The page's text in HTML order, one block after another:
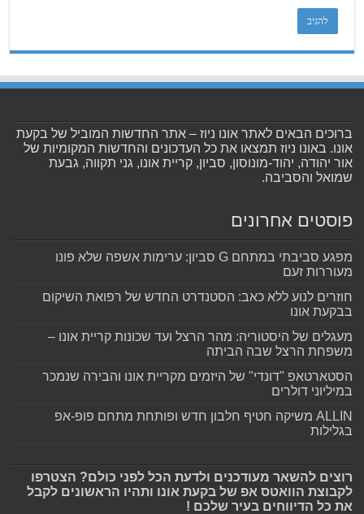
ברוכים הבאים לאתר אונו ניוז – אתר החדשות המוביל של בקעת
אונו. באונו ניוז תמצאו את כל העדכונים והחדשות המקומיות של
אור יהודה, יהוד-מונוסון, סביון, קריית אונו, גני תקווה, גבעת
שמואל והסביבה.
פוסטים אחרונים
מפגע סביבתי במתחם G סביון: ערימות אשפה שלא פונו
מעוררות זעם
חוזרים לנוע ללא כאב: הסטנדרט החדש של רפואת השיקום
בבקעת אונו
מעגלים של היסטוריה: מהר הרצל ועד שכונות קריית אונו –
משפחת הרצל שבה הביתה
הסטארטאפ "דונדי" של היזמים מקריית אונו והבירה שנמכר
במיליוני דולרים
ALLIN משיקה חטיף חלבון חדש ופותחת מתחם פופ-אפ
בגלילות
רוצים להשאר מעודכנים ולדעת הכל לפני כולם? הצטרפו
לקבוצת הוואטס אפ של בקעת אונו ותהיו הראשונים לקבל
את כל הדיווחים בעיר שלכם !